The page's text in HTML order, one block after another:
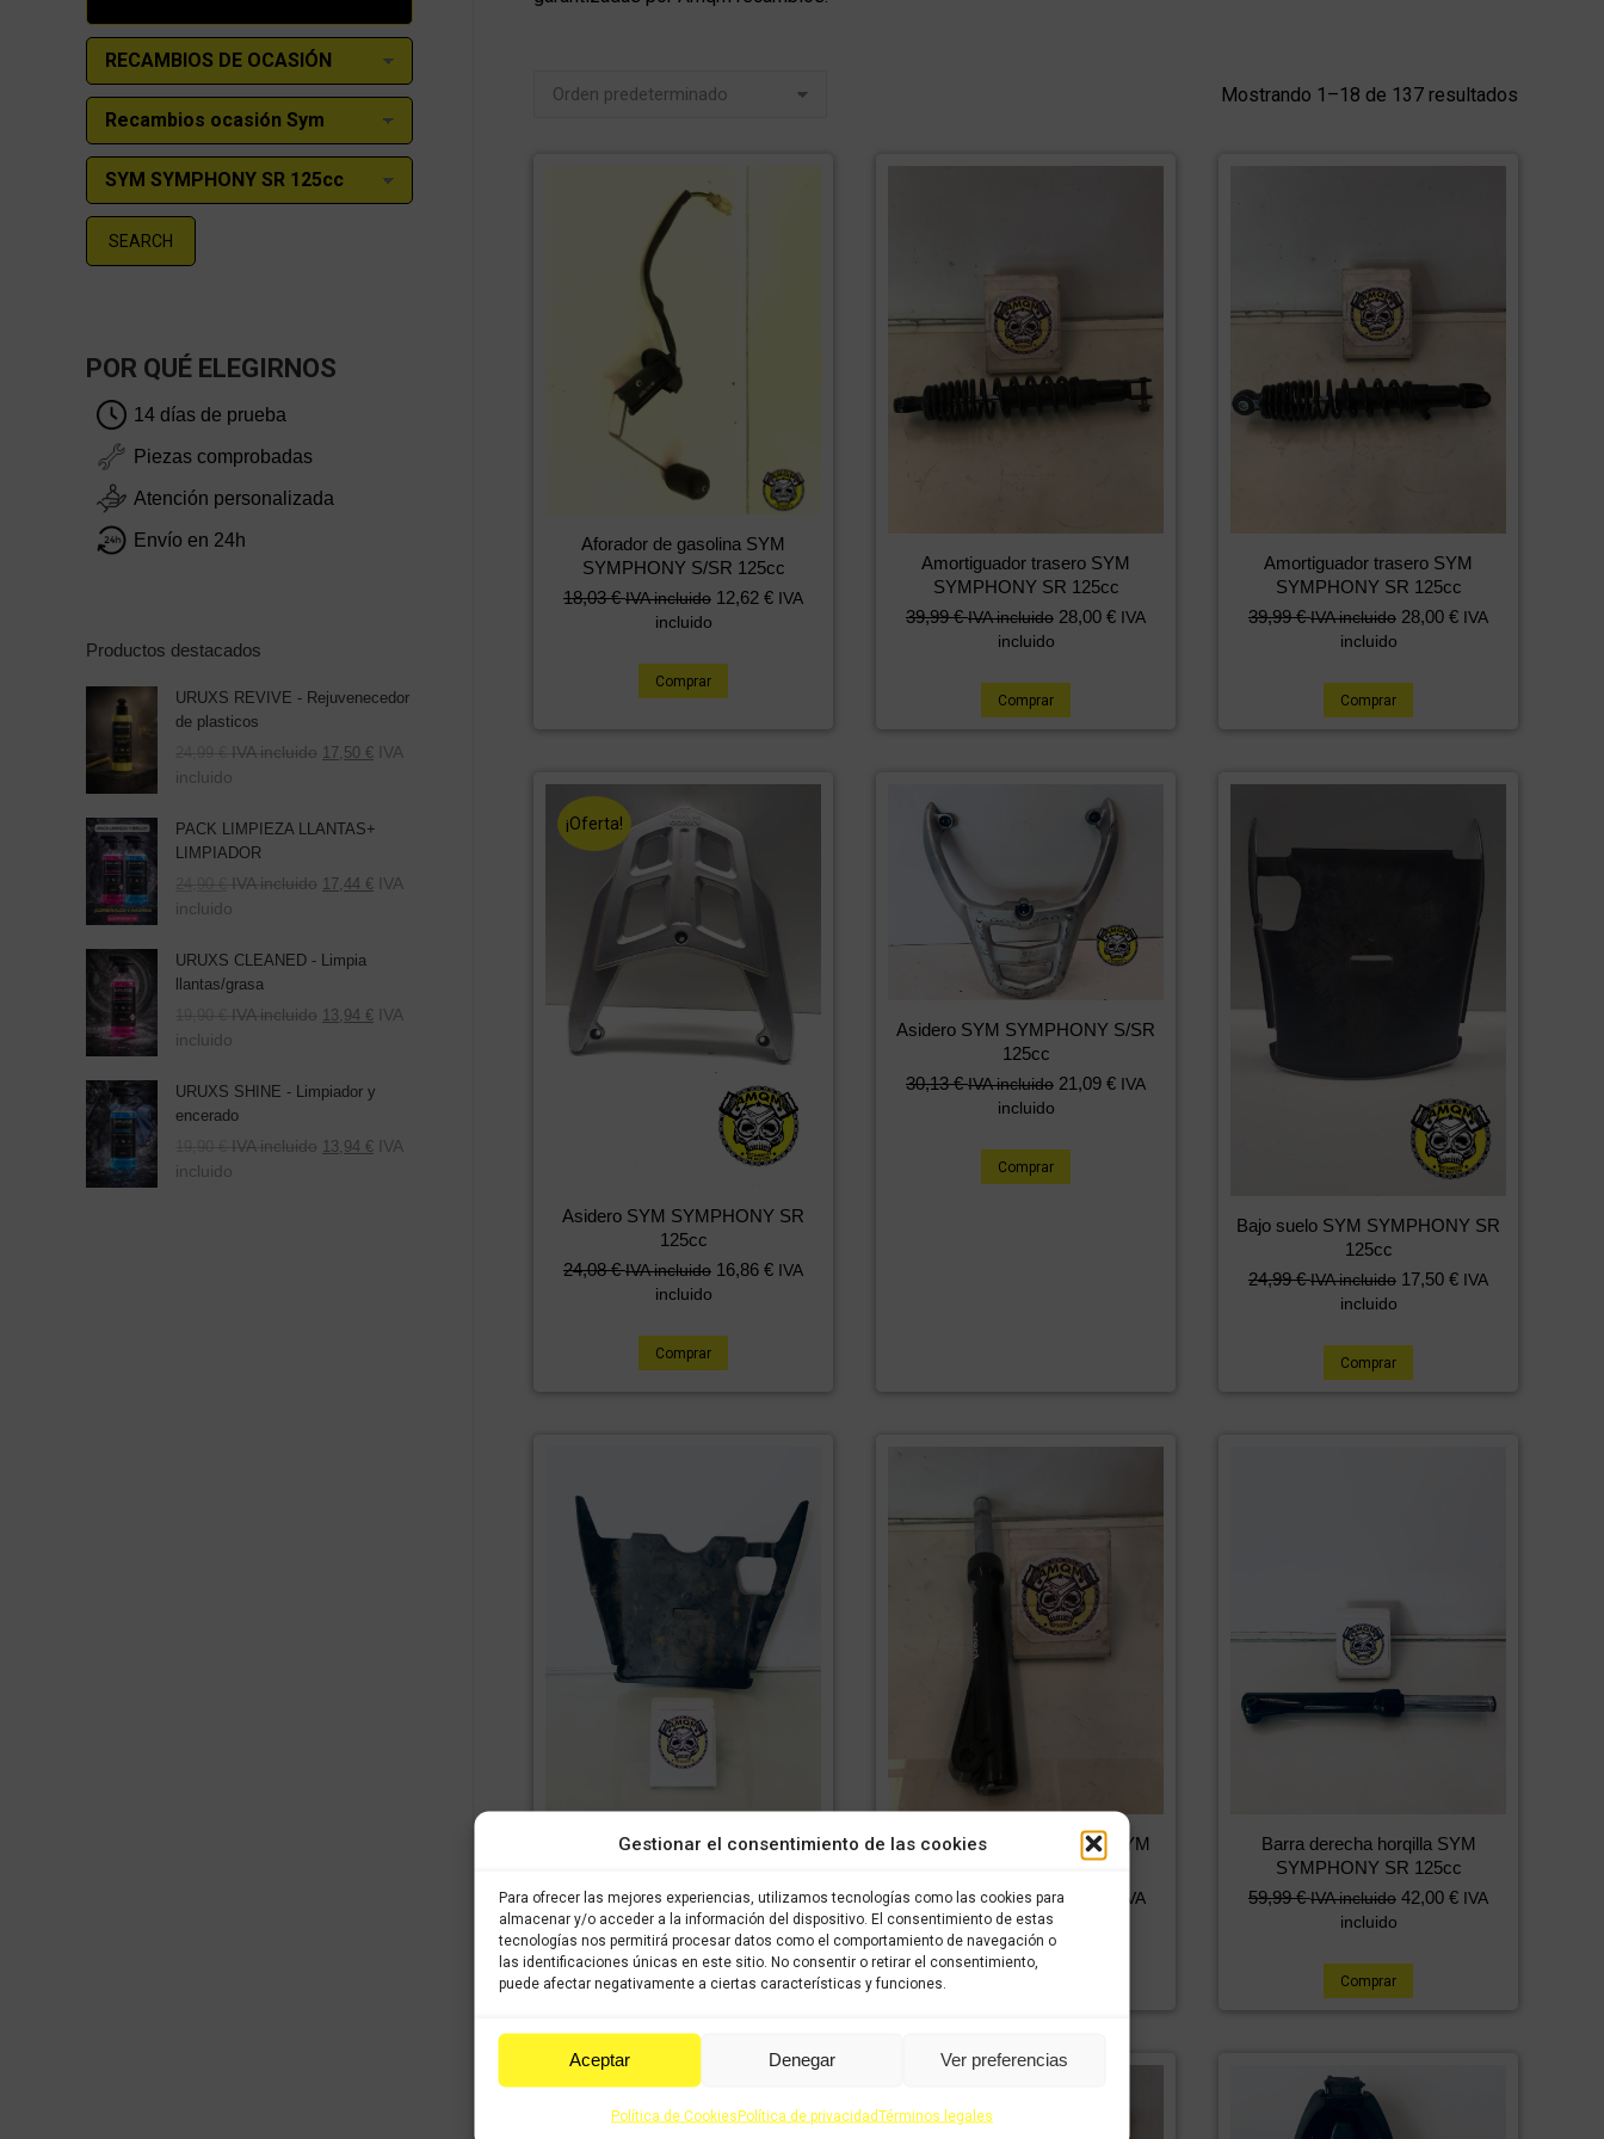
Gestionar el consentimiento de las cookies
Para ofrecer las mejores experiencias, utilizamos tecnologías como las cookies para
almacenar y/o acceder a la información del dispositivo. El consentimiento de estas
tecnologías nos permitirá procesar datos como el comportamiento de navegación o
las identificaciones únicas en este sitio. No consentir o retirar el consentimiento,
puede afectar negativamente a ciertas características y funciones.
Aceptar Denegar Ver preferencias
Política de CookiesPolítica de privacidadTérminos legales
Mostrando 1–18 de 137 resultados
Aforador de gasolina SYM
SYMPHONY S/SR 125cc
18,03€ IVA incluido 12,62 € IVA
incluido
Comprar
Amortiguador trasero SYM
SYMPHONY SR 125cc
39,99€ IVA incluido 28,00 € IVA
incluido
Comprar
Amortiguador trasero SYM
SYMPHONY SR 125cc
39,99€ IVA incluido 28,00 € IVA
incluido
Comprar
¡Oferta!
Asidero SYM SYMPHONY SR
125cc
El
24,08€El
precio
es:
24,08 €.
IVA incluido 16,86 € IVA
incluido
Comprar
Asidero SYM SYMPHONY S/SR
125cc
30,13€ IVA incluido 21,09 € IVA
incluido
Comprar
Bajo suelo SYM SYMPHONY SR
125cc
24,99€ IVA incluido 17,50 € IVA
incluido
Comprar
Bajo suelo SYM SYMPHONY S
24,99€ IVA incluido 17,50€ IVA
incluido
Comprar
Barra de horquilla derecha SYM
SYMPHONY SR 125cc
44,99€ IVA incluido 31,50
IVA
incluido
Barra derecha horqilla SYM
SYMPHONY SR 125cc
59,99€ IVA incluido 42,00 € IVA
incluido
Comprar
SEARCH
POR QUÉ ELEGIRNOS
14 días de prueba
Piezas comprobadas
Atención personalizada
Envío en 24h
Productos destacados
URUXS REVIVE - Rejuvenecedor
de plasticos
24,99 € IVA incluido 17,50 € IVA
incluido
PACK LIMPIEZA LLANTAS+
LIMPIADOR
El
precio
era:
39,80 €.
24,90 € El
precio
es:
24,90 €.
IVA incluido 17,44 € IVA
incluido
URUXS CLEANED - Limpia
llantas/grasa
19,90 € IVA incluido 13,94 € IVA
incluido
URUXS SHINE - Limpiador y
encerado
19,90 € IVA incluido 13,94 € IVA
incluido